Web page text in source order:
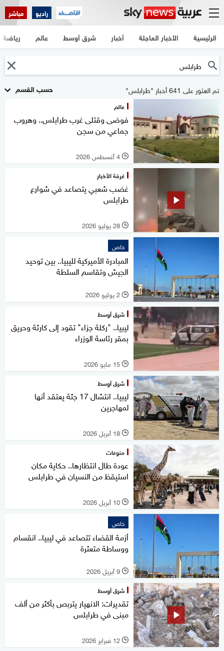
راديو مباشر
الرئيسية الأخبار العاجلة أخبار شرق أوسط عالم رياضة
حسب القسم تم العثور على 641 أخبار "طرابلس"
عالم
فوضى وقتلى غرب طرابلس.. وهروب
جماعي من سجن
l 4 أغسطس 2026
غرفة الأخبار
غضب شعبي يتصاعد في شوارع
طرابلس
l 28 يوليو 2026
خاص
المبادرة الأميركية لليبيا.. بين توحيد
الجيش وتقاسم السلطة
l 2 يوليو 2026
شرق أوسط
ليبيا.. "ركلة جزاء" تقود إلى كارثة وحريق
بمقر رئاسة الوزراء
l 15 مايو 2026
شرق أوسط
ليبيا.. انتشال 17 جثة يعتقد أنها
لمهاجرين
l 18 أبريل 2026
منوعات
عودة طال انتظارها.. حكاية مكان
استيقظ من النسيان في طرابلس
l 10 أبريل 2026
خاص
أزمة القضاء تتصاعد في ليبيا.. انقسام
ووساطة متعثرة
l 9 أبريل 2026
شرق أوسط
تقديرات: الانهيار يتربص بأكثر من ألف
مبنى في طرابلس
l 12 فبراير 2026